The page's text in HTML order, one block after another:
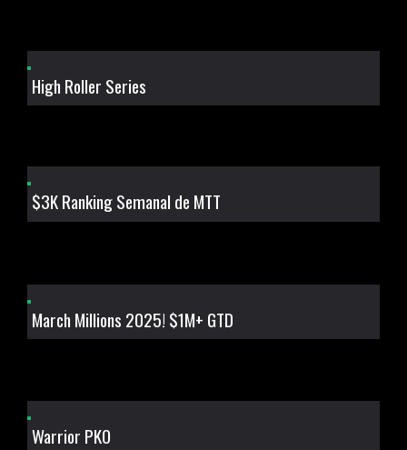
High Roller Series
$3K Ranking Semanal de MTT
March Millions 2025! $1M+ GTD
Warrior PKO